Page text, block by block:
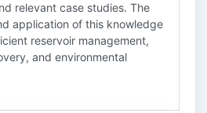
relevant case studies. The
application of this knowledge
reservoir management,
and environmental